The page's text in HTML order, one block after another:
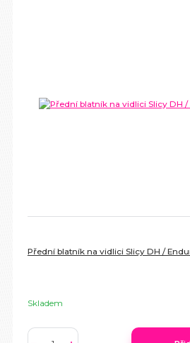
Přední blatník na vidlici Slicy DH /
Skladem